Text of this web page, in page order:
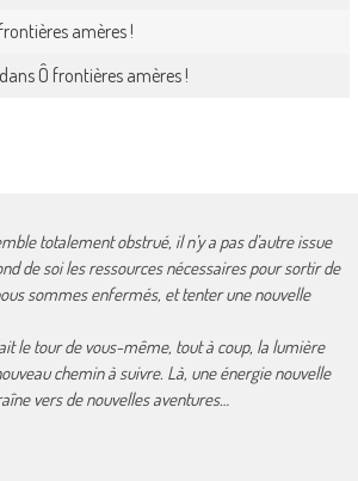
amères !
dans Ô frontières amères !
totalement obstrué, il n’y a pas d’autre issue
de soi les ressources nécessaires pour sortir de
sommes enfermés, et tenter une nouvelle
le tour de vous-même, tout à coup, la lumière
chemin à suivre. Là, une énergie nouvelle
vers de nouvelles aventures…